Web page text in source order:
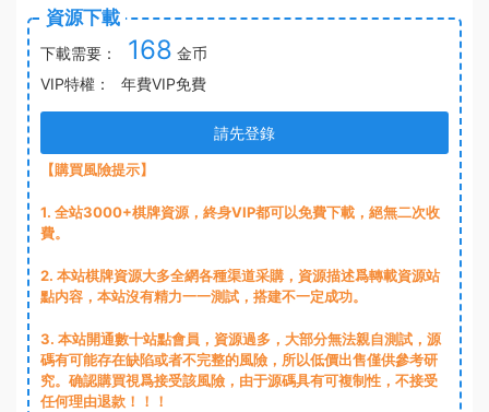
資源下載
下載需要： 168 金币
VIP特權：
年費VIP免費
請先登錄
【購買風險提示】
1. 全站3000+棋牌資源，終身VIP都可以免費下載，絕無二次收
費。
2. 本站棋牌資源大多全網各種渠道采購，資源描述爲轉載資源站
點内容，本站沒有精力一一測試，搭建不一定成功。
3. 本站開通數十站點會員，資源過多，大部分無法親自測試，源
碼有可能存在缺陷或者不完整的風險，所以低價出售僅供參考研
究。确認購買視爲接受該風險，由于源碼具有可複制性，不接受
任何理由退款！！！